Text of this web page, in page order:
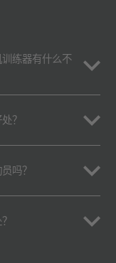
练器有什么不
？
吗？